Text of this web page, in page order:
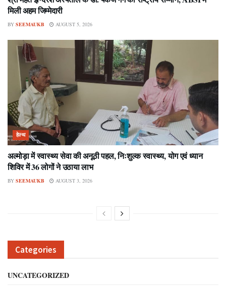
मिली अहम जिम्मेदारी
BY SEEMAUKB AUGUST 5, 2026
हेल्थ
अल्मोड़ा में स्वास्थ्य सेवा की अनूठी पहल, निःशुल्क स्वास्थ्य, योग एवं ध्यान
शिविर में 36 लोगों ने उठाया लाभ
BY SEEMAUKB AUGUST 3, 2026
Categories
UNCATEGORIZED